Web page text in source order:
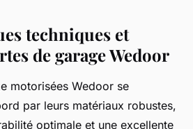
techniques et
de garage Wedoor
motorisées Wedoor se
par leurs matériaux robustes,
optimale et une excellente